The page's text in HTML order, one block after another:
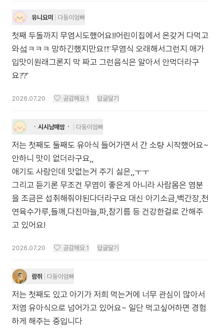
유니요미 다둥이엄빠
첫째 두돌까지 무염시도했어요!!어린이집에서 온갖거 다먹고
와섴ㅋㅋㅋ 망하긴했지만요!̈!̈ 무염식 오래해서그런지 애가
입맛이원래그론지 막 짜고 그런음식은 알아서 안먹더라구
요?͗̈?͗̈
2026.07.20 공감해요 1 답글달기
ㆍ시시남매맘ㆍ 다둥이엄빠
저는 첫째도 둘째도 유아식 들어가면서 간 소량 시작했어요~
안하니 맛이 없더라구요,,
애기도 사람인데 맛없는거 주기 싫은,,ㅜㅜ
그리고 듣기론 무조건 무염이 좋은게 아니라 사람몸은 염분
을 조금은 섭취해줘야된다더라구요 대신 아기소금,백간장,천
연육수가루,들깨,다진마늘,파,참기름 등 건강한걸로 간해주
고 있어요!
2026.07.20 공감해요 1 답글달기
람쥐 다둥이엄빠
저는 첫째도 있고 아기가 저희 먹는거에 너무 관심이 많아서
저염 유아식으로 넘어가고 있어요~ 일단 먹고싶어하면 경험
하게 해주는 중입니다